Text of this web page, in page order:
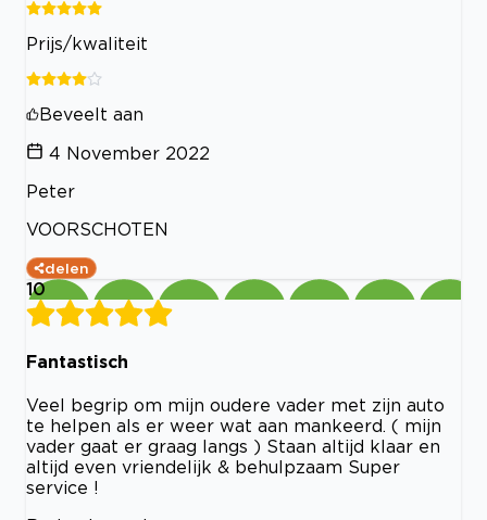
Prijs/kwaliteit
Beveelt aan
4 November 2022
Peter
VOORSCHOTEN
delen
10
Fantastisch
Veel begrip om mijn oudere vader met zijn auto
te helpen als er weer wat aan mankeerd. ( mijn
vader gaat er graag langs ) Staan altijd klaar en
altijd even vriendelijk & behulpzaam Super
service !